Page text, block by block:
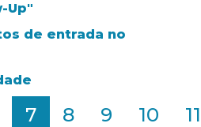
Up"
de entrada no
7 8 9 10 11